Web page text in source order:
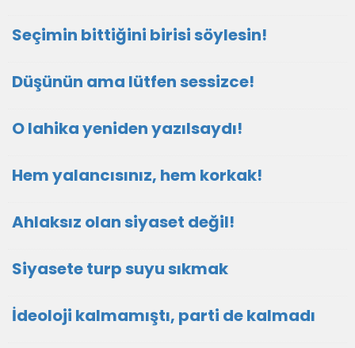
Seçimin bittiğini birisi söylesin!
Düşünün ama lütfen sessizce!
O lahika yeniden yazılsaydı!
Hem yalancısınız, hem korkak!
Ahlaksız olan siyaset değil!
Siyasete turp suyu sıkmak
İdeoloji kalmamıştı, parti de kalmadı